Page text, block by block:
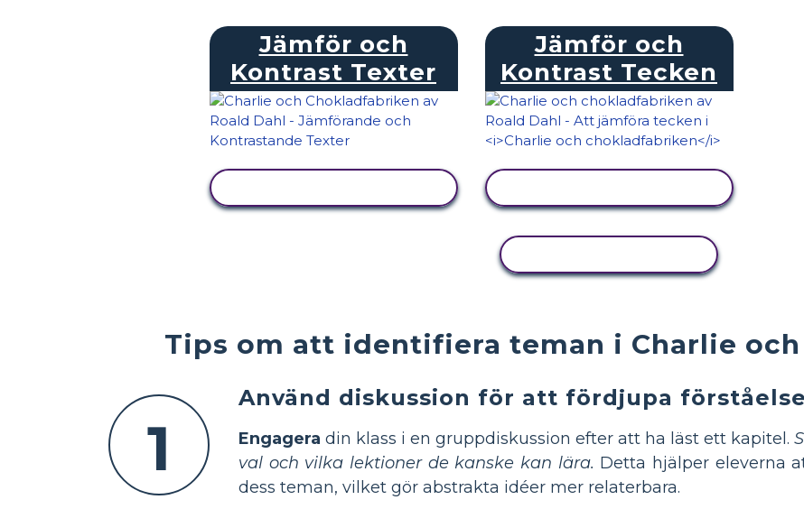
Tips om att identifiera teman i Charlie
1
Använd diskussion för att fördjupa
Engagera din klass i en gruppdiskussion efter att ha läst ett kapitel.
val och vilka lektioner de kanske kan lära. Detta hjälper eleverna
dess teman, vilket gör abstrakta idéer mer relaterbara.
Jämför och
Kontrast Texter
Jämför och
Kontrast Tecken